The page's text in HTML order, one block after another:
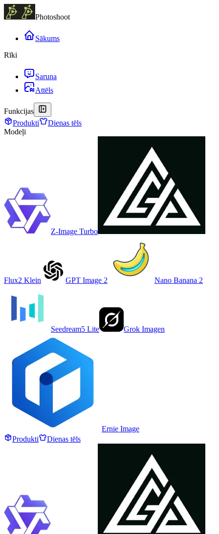
Photoshoot
Sākums
Rīki
Saruna
Attēls
Funkcijas
Produkti
Dienas tēls
Modeļi
Z-Image Turbo
Flux2 Klein GPT Image 2 Nano Banana 2
Seedream5 Lite Grok Imagen
Ernie Image
Produkti
Dienas tēls